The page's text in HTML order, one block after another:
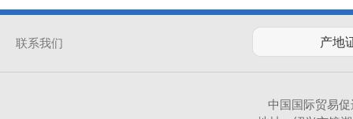
联系我们
中国国际贸易